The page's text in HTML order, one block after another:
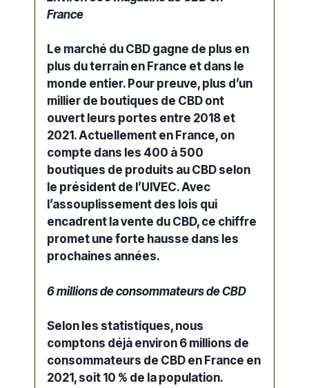
France
Le marché du CBD gagne de plus en
plus du terrain en France et dans le
monde entier. Pour preuve, plus d’un
millier de boutiques de CBD ont
ouvert leurs portes entre 2018 et
2021. Actuellement en France, on
compte dans les 400 à 500
boutiques de produits au CBD selon
le président de l’UIVEC. Avec
l’assouplissement des lois qui
encadrent la vente du CBD, ce chiffre
promet une forte hausse dans les
prochaines années.
6 millions de consommateurs de CBD
Selon les statistiques, nous
comptons déjà environ 6 millions de
consommateurs de CBD en France en
2021, soit 10 % de la population.